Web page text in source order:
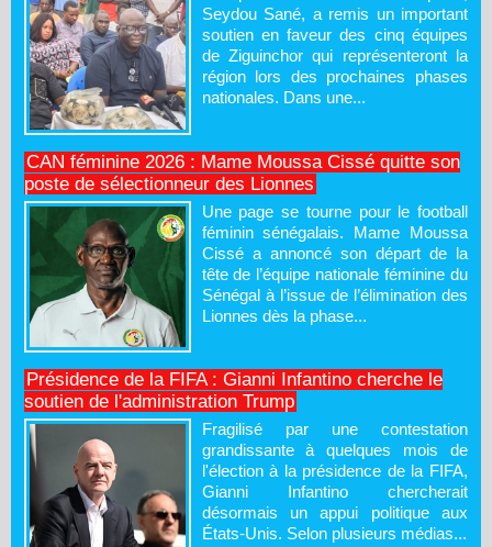
Seydou Sané, a remis un important
soutien en faveur des cinq équipes
de Ziguinchor qui représenteront la
région lors des prochaines phases
nationales. Dans une...
CAN féminine 2026 : Mame Moussa Cissé quitte son
poste de sélectionneur des Lionnes
Une page se tourne pour le football
féminin sénégalais. Mame Moussa
Cissé a annoncé son départ de la
tête de l’équipe nationale féminine du
Sénégal à l’issue de l’élimination des
Lionnes dès la phase...
Présidence de la FIFA : Gianni Infantino cherche le
soutien de l'administration Trump
Fragilisé par une contestation
grandissante à quelques mois de
l'élection à la présidence de la FIFA,
Gianni Infantino chercherait
désormais un appui politique aux
États-Unis. Selon plusieurs médias...